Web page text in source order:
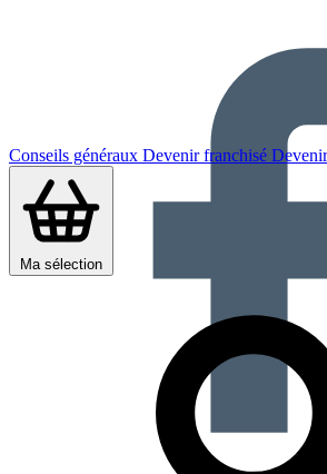
Conseils généraux Devenir franchisé
Ma sélection